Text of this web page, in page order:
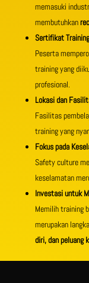
memasuki
membutuhkan
Sertifikat
Peserta
training yang
profesional.
Lokasi dan
Fasilitas
training yang
Fokus pada
Safety culture
keselamatan
Investasi untuk
Memilih training
merupakan
diri, dan peluang